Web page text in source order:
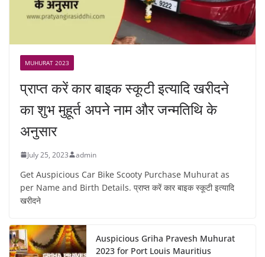
MUHURAT 2023
प्राप्त करें कार बाइक स्कूटी इत्यादि खरीदने
का शुभ मुहूर्त अपने नाम और जन्मतिथि के
अनुसार
July 25, 2023 admin
Get Auspicious Car Bike Scooty Purchase Muhurat as
per Name and Birth Details. प्राप्त करें कार बाइक स्कूटी इत्यादि
खरीदने
Auspicious Griha Pravesh Muhurat
2023 for Port Louis Mauritius